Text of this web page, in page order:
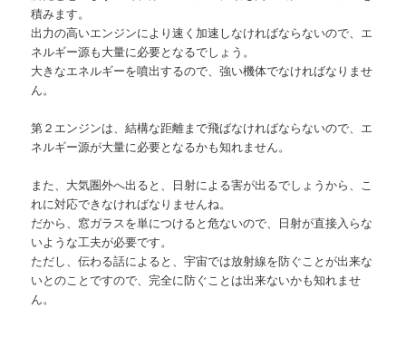
積みます。
出力の高いエンジンにより速く加速しなければならないので、エ
ネルギー源も大量に必要となるでしょう。
大きなエネルギーを噴出するので、強い機体でなければなりませ
ん。
第２エンジンは、結構な距離まで飛ばなければならないので、エ
ネルギー源が大量に必要となるかも知れません。
また、大気圏外へ出ると、日射による害が出るでしょうから、こ
れに対応できなければなりませんね。
だから、窓ガラスを単につけると危ないので、日射が直接入らな
いような工夫が必要です。
ただし、伝わる話によると、宇宙では放射線を防ぐことが出来な
いとのことですので、完全に防ぐことは出来ないかも知れませ
ん。